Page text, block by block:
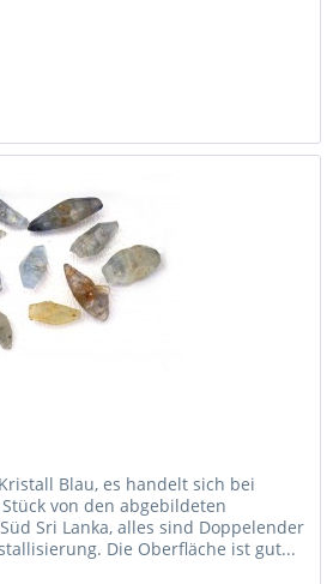
Blau, es handelt sich bei
von den abgebildeten
Sri Lanka, alles sind Doppelender
Die Oberfläche ist gut...